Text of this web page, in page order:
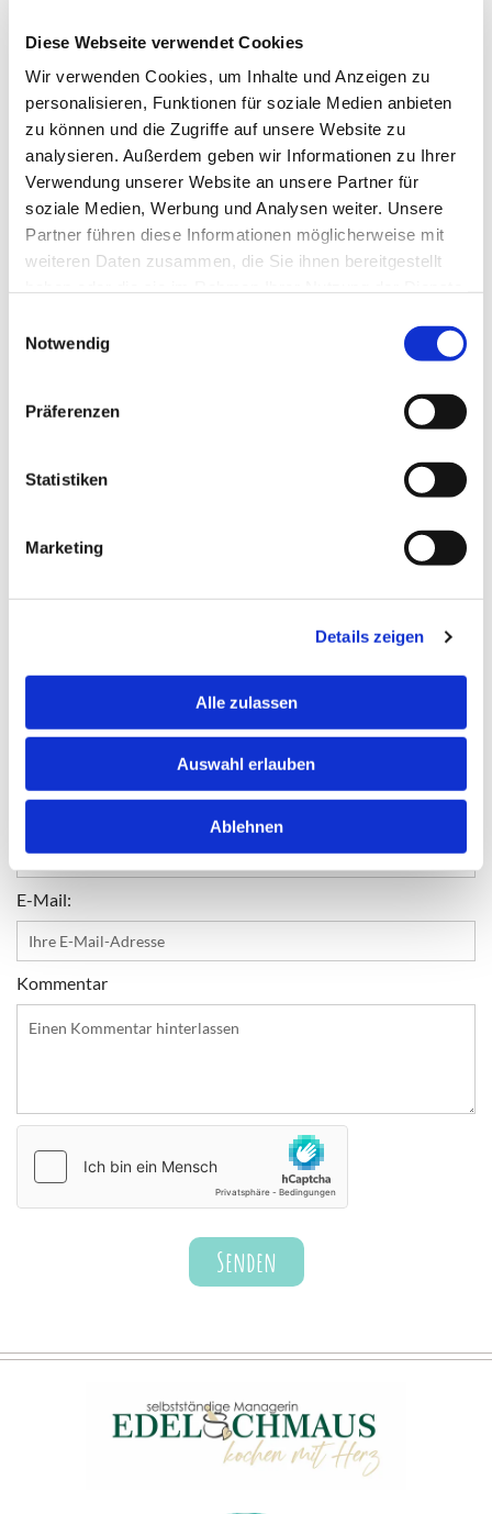
Diese Webseite verwendet Cookies
Wir verwenden Cookies, um Inhalte und Anzeigen zu
personalisieren, Funktionen für soziale Medien anbieten
zu können und die Zugriffe auf unsere Website zu
analysieren. Außerdem geben wir Informationen zu Ihrer
Verwendung unserer Website an unsere Partner für
soziale Medien, Werbung und Analysen weiter. Unsere
Partner führen diese Informationen möglicherweise mit
weiteren Daten zusammen, die Sie ihnen bereitgestellt
Notwendig
Präferenzen
Statistiken
Marketing
Details zeigen
Alle zulassen
Auswahl erlauben
Ablehnen
unten verschließen und zweite Hälfte von unten über Kreuz
nach oben anlegen, so bekommt man fast dichte Päckchen.
Rockcrok aufheizen, einölen und Pilze mit der Oberseite
zuerst grillen, hat diese eine schöne Farbe umdrehen, dauert
ca. 10-15min je nach Grilltemperatur.
Die Pilze können alternativ im Herd oder Backofen gemacht
werden.
Tipp:
werden.
Anstatt Pilzpesto kann auch die Lieblingsgewürzmischung
Einen Kommentar hinterlassen
E-Mail:
Kommentar